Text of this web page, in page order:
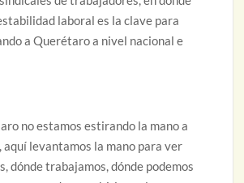
laboral es la clave para
a Querétaro a nivel nacional e
no estamos estirando la mano a
aquí levantamos la mano para ver
dónde trabajamos, dónde podemos